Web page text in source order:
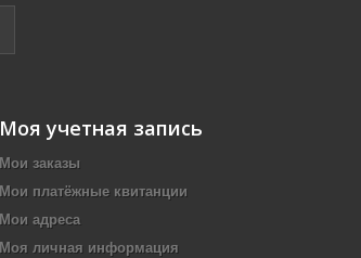
Моя учетная запись
Мои заказы
Мои платёжные квитанции
Мои адреса
Моя личная информация